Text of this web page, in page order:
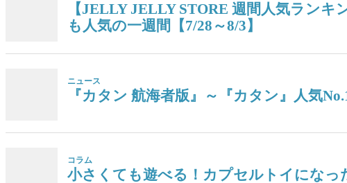
【JELLY JELLY STORE 週間人気ラン
も人気の一週間【7/28～8/3】
ニュース
『カタン 航海者版』～『カタン』人気
コラム
小さくても遊べる！カプセルトイになっ